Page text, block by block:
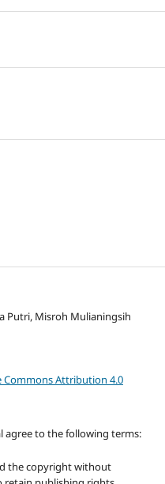
Putri, Misroh Mulianingsih
Commons Attribution 4.0
to the following terms:
the copyright without